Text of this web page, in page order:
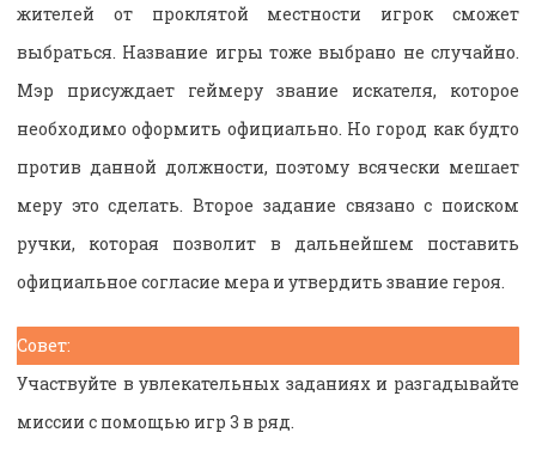
жителей от проклятой местности игрок сможет
выбраться. Название игры тоже выбрано не случайно.
Мэр присуждает геймеру звание искателя, которое
необходимо оформить официально. Но город как будто
против данной должности, поэтому всячески мешает
меру это сделать. Второе задание связано с поиском
ручки, которая позволит в дальнейшем поставить
официальное согласие мера и утвердить звание героя.
Совет:
Участвуйте в увлекательных заданиях и разгадывайте
миссии с помощью игр 3 в ряд.